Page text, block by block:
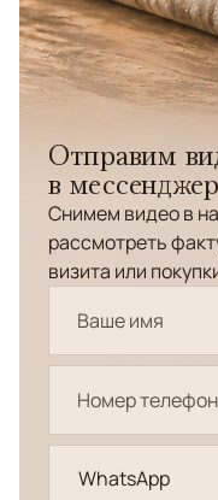
Отправим
в мессенджер
Снимем видео в
рассмотреть
визита или
WhatsApp